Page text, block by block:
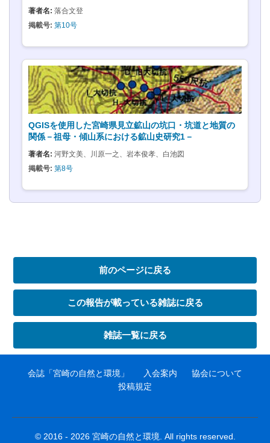
著者名: 落合文登
掲載号: 第10号
QGISを使用した宮崎県見立鉱山の坑口・坑道と地質の
関係－祖母・傾山系における鉱山史研究1－
著者名: 河野文美、川原一之、岩本俊孝、白池図
掲載号: 第8号
前のページに戻る
この報告が載っている雑誌に戻る
雑誌一覧に戻る
会誌「宮崎の自然と環境」 入会案内
協会について
投稿規定
© 2016 - 2026 宮崎の自然と環境. All rights reserved.